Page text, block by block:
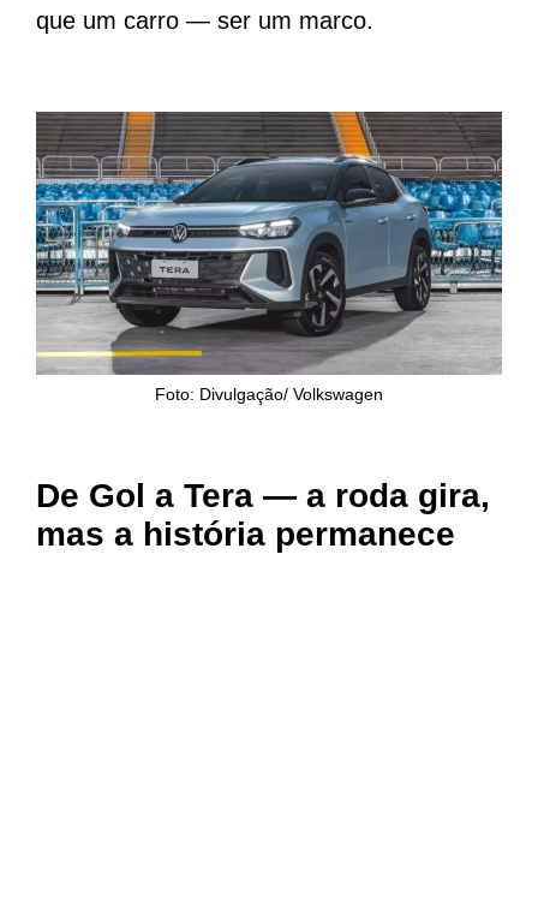
que um carro — ser um marco.
Foto: Divulgação/ Volkswagen
De Gol a Tera — a roda gira,
mas a história permanece